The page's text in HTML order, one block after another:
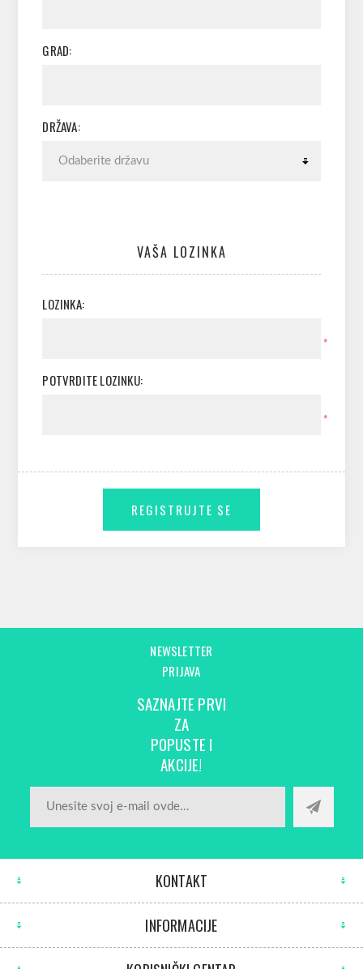
GRAD:
DRŽAVA:
VAŠA LOZINKA
LOZINKA:
*
POTVRDITE LOZINKU:
*
NEWSLETTER
PRIJAVA
SAZNAJTE PRVI
ZA
POPUSTE I
AKCIJE!
KONTAKT
INFORMACIJE